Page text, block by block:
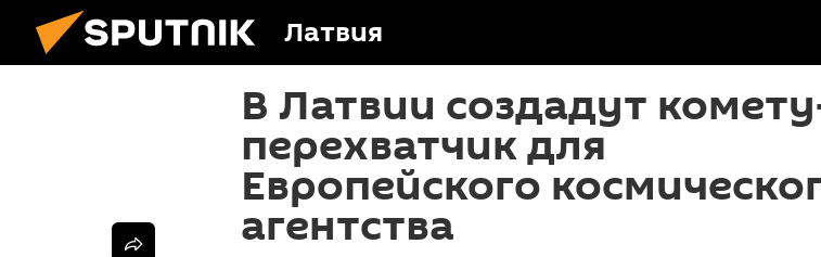
Латвия
В Латвии создадут
перехватчик для
Европейского
агентства